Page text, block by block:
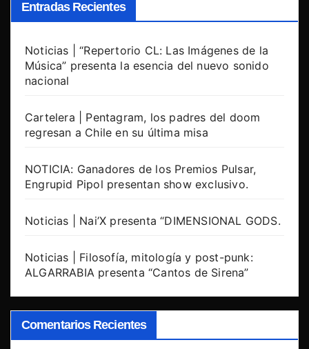
Entradas Recientes
Noticias | “Repertorio CL: Las Imágenes de la
Música” presenta la esencia del nuevo sonido
nacional
Cartelera | Pentagram, los padres del doom
regresan a Chile en su última misa
NOTICIA: Ganadores de los Premios Pulsar,
Engrupid Pipol presentan show exclusivo.
Noticias | Nai’X presenta “DIMENSIONAL GODS.
Noticias | Filosofía, mitología y post-punk:
ALGARRABIA presenta “Cantos de Sirena”
Comentarios Recientes